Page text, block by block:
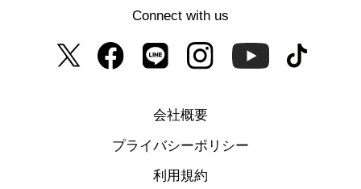
Connect with us
会社概要
プライバシーポリシー
利用規約